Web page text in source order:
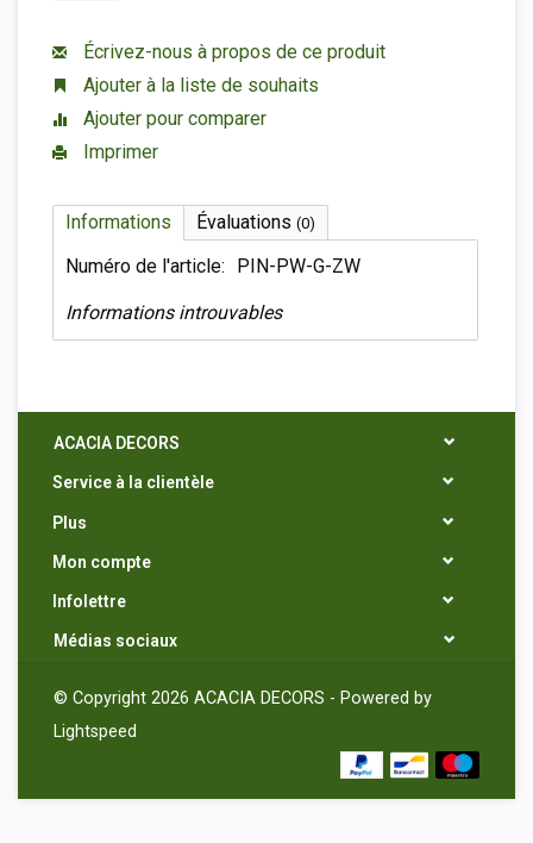
Écrivez-nous à propos de ce produit
Ajouter à la liste de souhaits
Ajouter pour comparer
Imprimer
Informations Évaluations (0)
Numéro de l'article: PIN-PW-G-ZW
Informations introuvables
ACACIA DECORS
Service à la clientèle
Plus
Mon compte
Infolettre
Médias sociaux
© Copyright 2026 ACACIA DECORS - Powered by
Lightspeed